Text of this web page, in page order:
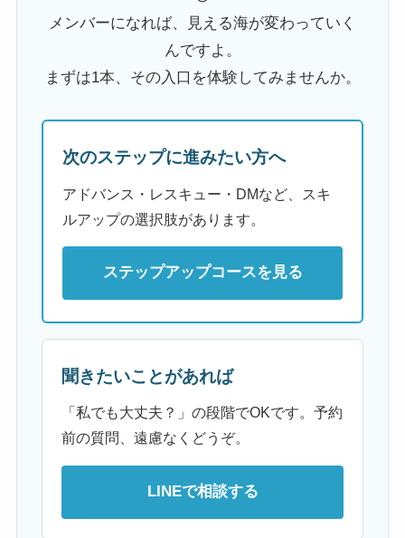
メンバーになれば、見える海が変わっていく
んですよ。
まずは1本、その入口を体験してみませんか。
次のステップに進みたい方へ
アドバンス・レスキュー・DMなど、スキ
ルアップの選択肢があります。
ステップアップコースを見る
聞きたいことがあれば
「私でも大丈夫？」の段階でOKです。予約
前の質問、遠慮なくどうぞ。
LINEで相談する